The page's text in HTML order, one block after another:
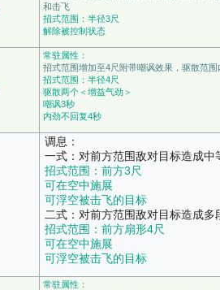
和击飞
招式范围：半径3尺
解除被控制状态
常驻属性：
招式范围增加至4尺附带嘲讽效果，驱散范
招式范围：半径4尺
驱散两个＜增益气劲＞
嘲讽3秒
内劲不回复4秒
调息：
一式：对前方范围敌对目标造成中
招式范围：前方3尺
可在空中施展
可浮空被击飞的目标
二式：对前方范围敌对目标造成多
招式范围：前方扇形4尺
可在空中施展
可浮空被击飞的目标
常驻属性：